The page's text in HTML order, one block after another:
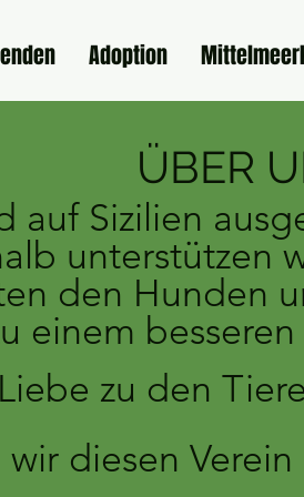
Adoption
ÜBER
auf Sizilien
unterstützen
den Hunden
einem
zu den
wir diesen